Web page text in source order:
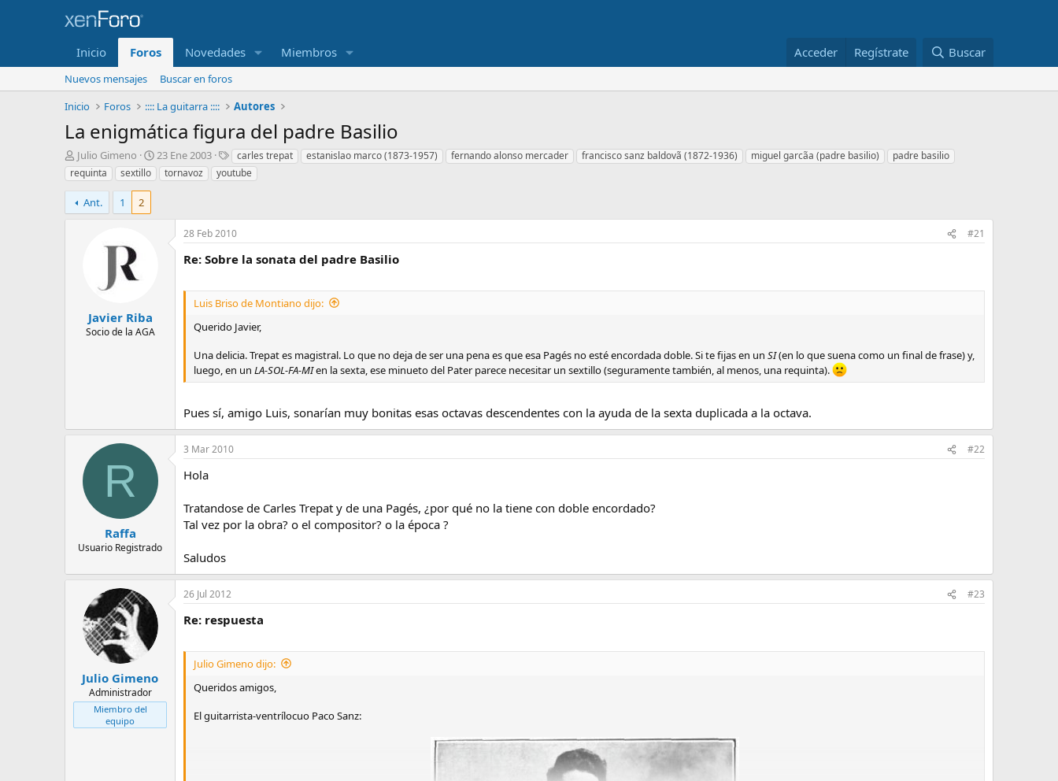
Inicio Foros Novedades Miembros Acceder Regístrate Buscar
Nuevos mensajes
Buscar en foros
Inicio
Foros :::: La guitarra :::: Autores
La enigmática figura del padre Basilio
I
n
i
i
Julio Gimeno
F
e
c
23 Ene 2003
E
t
i
t
s
carles trepat estanislao marco (1873-1957) fernando alonso mercader francisco sanz baldovã­ (1872-1936) miguel garcã­a (padre basilio)
padre basilio
requinta
sextillo tornavoz youtube
Ant. 1 2
Javier Riba
Socio de la AGA
28 Feb 2010 #21
Re: Sobre la sonata del padre Basilio
Luis Briso de Montiano dijo:
Querido Javier,
Una delicia. Trepat es magistral. Lo que no deja de ser una pena es que esa Pagés no esté encordada doble. Si te fijas en un SI(en lo que suena como un final de frase) y,
luego, en un LA-SOL-FA-MIen la sexta, ese minueto del Pater parece necesitar un sextillo (seguramente también, al menos, una requinta).
Pues sí, amigo Luis, sonarían muy bonitas esas octavas descendentes con la ayuda de la sexta duplicada a la octava.
R
Raffa
Usuario Registrado
3 Mar 2010 #22
Hola
Tratandose de Carles Trepat y de una Pagés, ¿por qué no la tiene con doble encordado?
Tal vez por la obra? o el compositor? o la época ?
Saludos
Julio Gimeno
Administrador
Miembro del
equipo
26 Jul 2012 #23
Re: respuesta
Julio Gimeno dijo:
Queridos amigos,
El guitarrista-ventrílocuo Paco Sanz: